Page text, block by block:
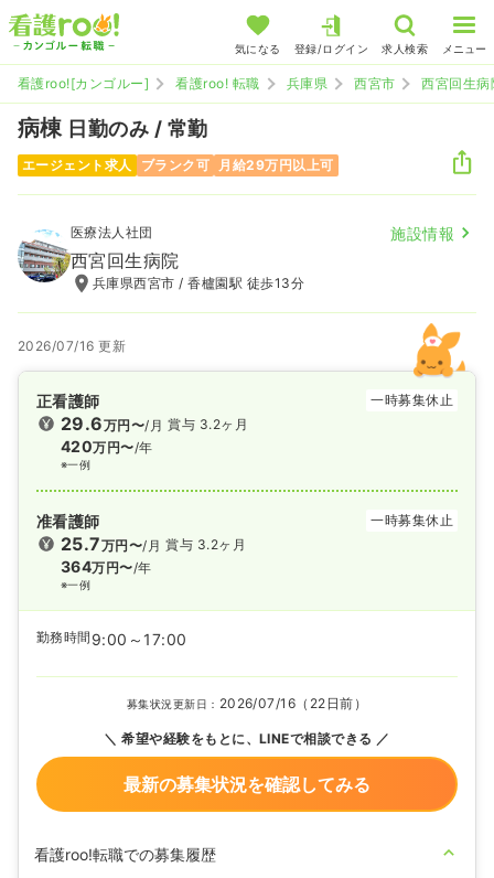
気になる 登録/ログイン 求人検索 メニュー
看護roo![カンゴルー] 看護roo! 転職 兵庫県 西宮市 西宮回生病
病棟 日勤のみ / 常勤
エージェント求人 ブランク可 月給29万円以上可
医療法人社団 施設情報
西宮回生病院
兵庫県西宮市 / 香櫨園駅 徒歩13分
2026/07/16 更新
正看護師 一時募集休止
29.6万円〜/月
420万円〜/年
※一例
賞与 3.2ヶ月
准看護師 一時募集休止
25.7万円〜/月
364万円〜/年
※一例
賞与 3.2ヶ月
勤務時間 9:00～17:00
募集状況更新日： 2026/07/16（22日前）
希望や経験をもとに、LINEで相談できる
最新の募集状況を確認してみる
看護roo!転職での募集履歴